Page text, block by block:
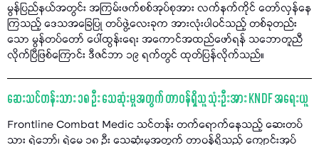
မွန်ပြည်နယ်အတွင်း အကြမ်းဖက်စစ်အုပ်စုအား လက်နက်ကိုင် တော်လှန်နေ
ကြသည့် ဒေသအခြေပြု တပ်ဖွဲ့လေးခုက အားလုံးပါဝင်သည့် တစ်ခုတည်း
သော မွန်တပ်တော် ပေါ်ထွန်းရေး အကောင်အထည်ဖော်ရန် သဘောတူညီ
လိုက်ပြီဖြစ်ကြောင်း ဒီဇင်ဘာ ၁၉ ရက်တွင် ထုတ်ပြန်လိုက်သည်။
ဆေးသင်တန်းသား ၁၈ ဦး သေဆုံးမှုအတွက် တာဝန်ရှိသူ သုံးဦးအား KNDF အရေးယူ
Frontline Combat Medic သင်တန်း တက်ရောက်နေသည့် ဆေးတပ်
သား ရဲဘော်၊ ရဲမေ ၁၈ ဦး သေဆုံးမှုအတွက် တာဝန်ရှိသည့် ကျောင်းအုပ်